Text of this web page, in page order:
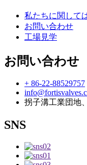
私たちに関して
お問い合わせ
工場見学
お問い合わせ
+ 86-22-88529757
拐子溝工業団地
SNS